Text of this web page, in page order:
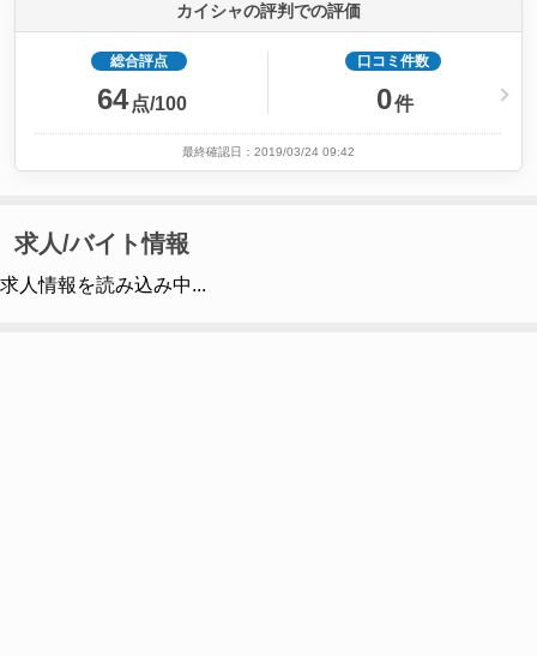
カイシャの評判での評価
総合評点
64 点/100
口コミ件数
0件
最終確認日：2019/03/24 09:42
求人/バイト情報
求人情報を読み込み中...